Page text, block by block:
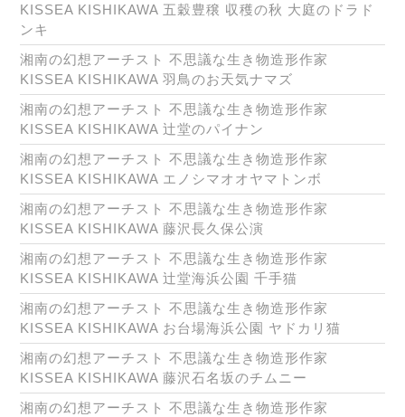
KISSEA KISHIKAWA 五穀豊穣 収穫の秋 大庭のドラド
ンキ
湘南の幻想アーチスト 不思議な生き物造形作家
KISSEA KISHIKAWA 羽鳥のお天気ナマズ
湘南の幻想アーチスト 不思議な生き物造形作家
KISSEA KISHIKAWA 辻堂のパイナン
湘南の幻想アーチスト 不思議な生き物造形作家
KISSEA KISHIKAWA エノシマオオヤマトンボ
湘南の幻想アーチスト 不思議な生き物造形作家
KISSEA KISHIKAWA 藤沢長久保公演
湘南の幻想アーチスト 不思議な生き物造形作家
KISSEA KISHIKAWA 辻堂海浜公園 千手猫
湘南の幻想アーチスト 不思議な生き物造形作家
KISSEA KISHIKAWA お台場海浜公園 ヤドカリ猫
湘南の幻想アーチスト 不思議な生き物造形作家
KISSEA KISHIKAWA 藤沢石名坂のチムニー
湘南の幻想アーチスト 不思議な生き物造形作家